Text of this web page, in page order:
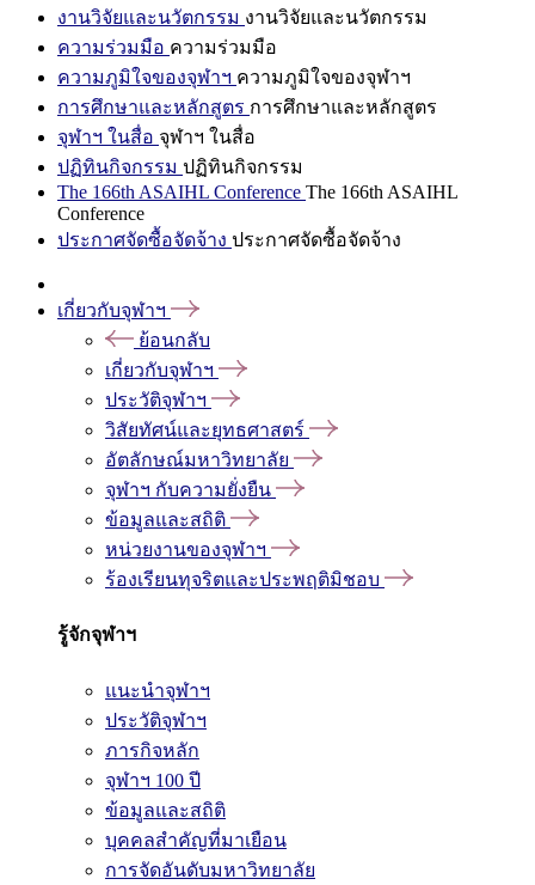
งานวิจัยและนวัตกรรม งานวิจัยและนวัตกรรม
ความร่วมมือ ความร่วมมือ
ความภูมิใจของจุฬาฯ ความภูมิใจของจุฬาฯ
การศึกษาและหลักสูตร การศึกษาและหลักสูตร
จุฬาฯ ในสื่อ จุฬาฯ ในสื่อ
ปฏิทินกิจกรรม ปฏิทินกิจกรรม
The 166th ASAIHL Conference The 166th ASAIHL
Conference
ประกาศจัดซื้อจัดจ้าง ประกาศจัดซื้อจัดจ้าง
เกี่ยวกับจุฬาฯ
ย้อนกลับ
เกี่ยวกับจุฬาฯ
ประวัติจุฬาฯ
วิสัยทัศน์และยุทธศาสตร์
อัตลักษณ์มหาวิทยาลัย
จุฬาฯ กับความยั่งยืน
ข้อมูลและสถิติ
หน่วยงานของจุฬาฯ
ร้องเรียนทุจริตและประพฤติมิชอบ
รู้จักจุฬาฯ
แนะนำจุฬาฯ
ประวัติจุฬาฯ
ภารกิจหลัก
จุฬาฯ 100 ปี
ข้อมูลและสถิติ
บุคคลสำคัญที่มาเยือน
การจัดอันดับมหาวิทยาลัย